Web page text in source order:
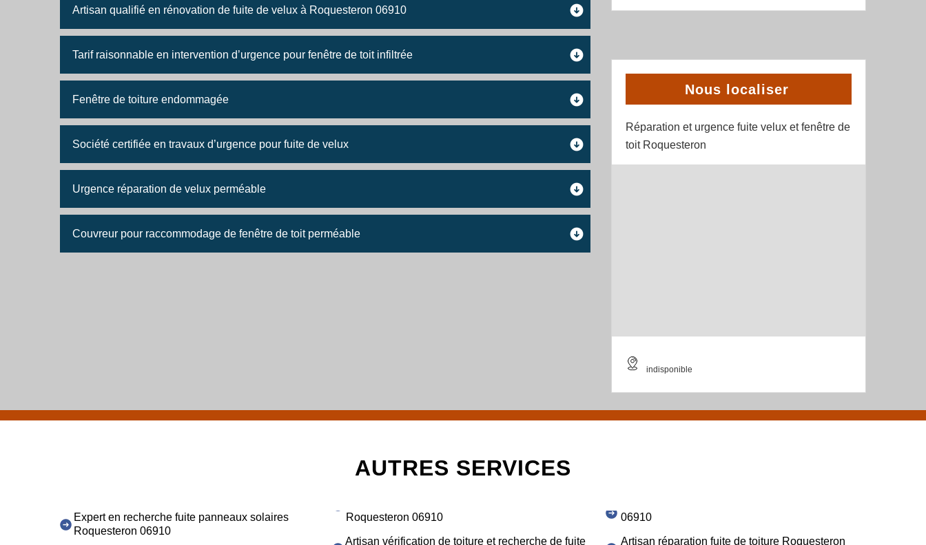
Artisan qualifié en rénovation de fuite de velux à Roquesteron 06910
Tarif raisonnable en intervention d’urgence pour fenêtre de toit infiltrée
Fenêtre de toiture endommagée
Société certifiée en travaux d’urgence pour fuite de velux
Urgence réparation de velux perméable
Couvreur pour raccommodage de fenêtre de toit perméable
Nous localiser
Réparation et urgence fuite velux et fenêtre de
toit Roquesteron
indisponible
AUTRES SERVICES
Expert en recherche fuite panneaux solaires
Roquesteron 06910
Roquesteron 06910
Artisan vérification de toiture et recherche de fuite
06910
Artisan réparation fuite de toiture Roquesteron